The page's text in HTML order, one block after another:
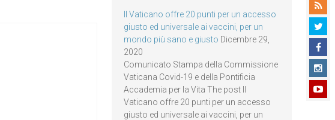
Il Vaticano offre 20 punti per un accesso
giusto ed universale ai vaccini, per un
mondo più sano e giusto Dicembre 29,
2020
Comunicato Stampa della Commissione
Vaticana Covid-19 e della Pontificia
Accademia per la Vita The post Il
Vaticano offre 20 punti per un accesso
giusto ed universale ai vaccini, per un